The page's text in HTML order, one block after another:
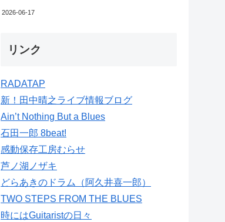
2026-06-17
リンク
RADATAP
新！田中晴之ライブ情報ブログ
Ain’t Nothing But a Blues
石田一郎 8beat!
感動保存工房むらせ
芦ノ湖ノザキ
どらあきのドラム（阿久井喜一郎）
TWO STEPS FROM THE BLUES
時にはGuitaristの日々